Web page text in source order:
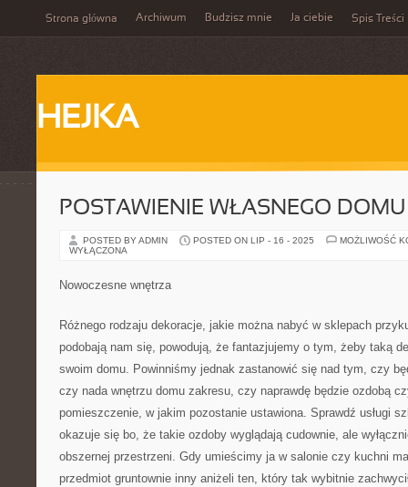
Strona główna Archiwum Budzisz mnie Ja ciebie Spis Treści
HEJKA
POSTAWIENIE WŁASNEGO DOMU
POSTED BY ADMIN POSTED ON LIP - 16 - 2025
MOŻLIWOŚĆ
WYŁĄCZONA
Nowoczesne wnętrza
Różnego rodzaju dekoracje, jakie można nabyć w sklepach
podobają nam się, powodują, że fantazjujemy o tym, żeby taką
swoim domu. Powinniśmy jednak zastanowić się nad tym, czy
czy nada wnętrzu domu zakresu, czy naprawdę będzie ozdobą
pomieszczenie, w jakim pozostanie ustawiona. Sprawdź usługi
okazuje się bo, że takie ozdoby wyglądają cudownie, ale
obszernej przestrzeni. Gdy umieścimy ja w salonie czy kuchni
przedmiot gruntownie inny aniżeli ten, który tak wybitnie